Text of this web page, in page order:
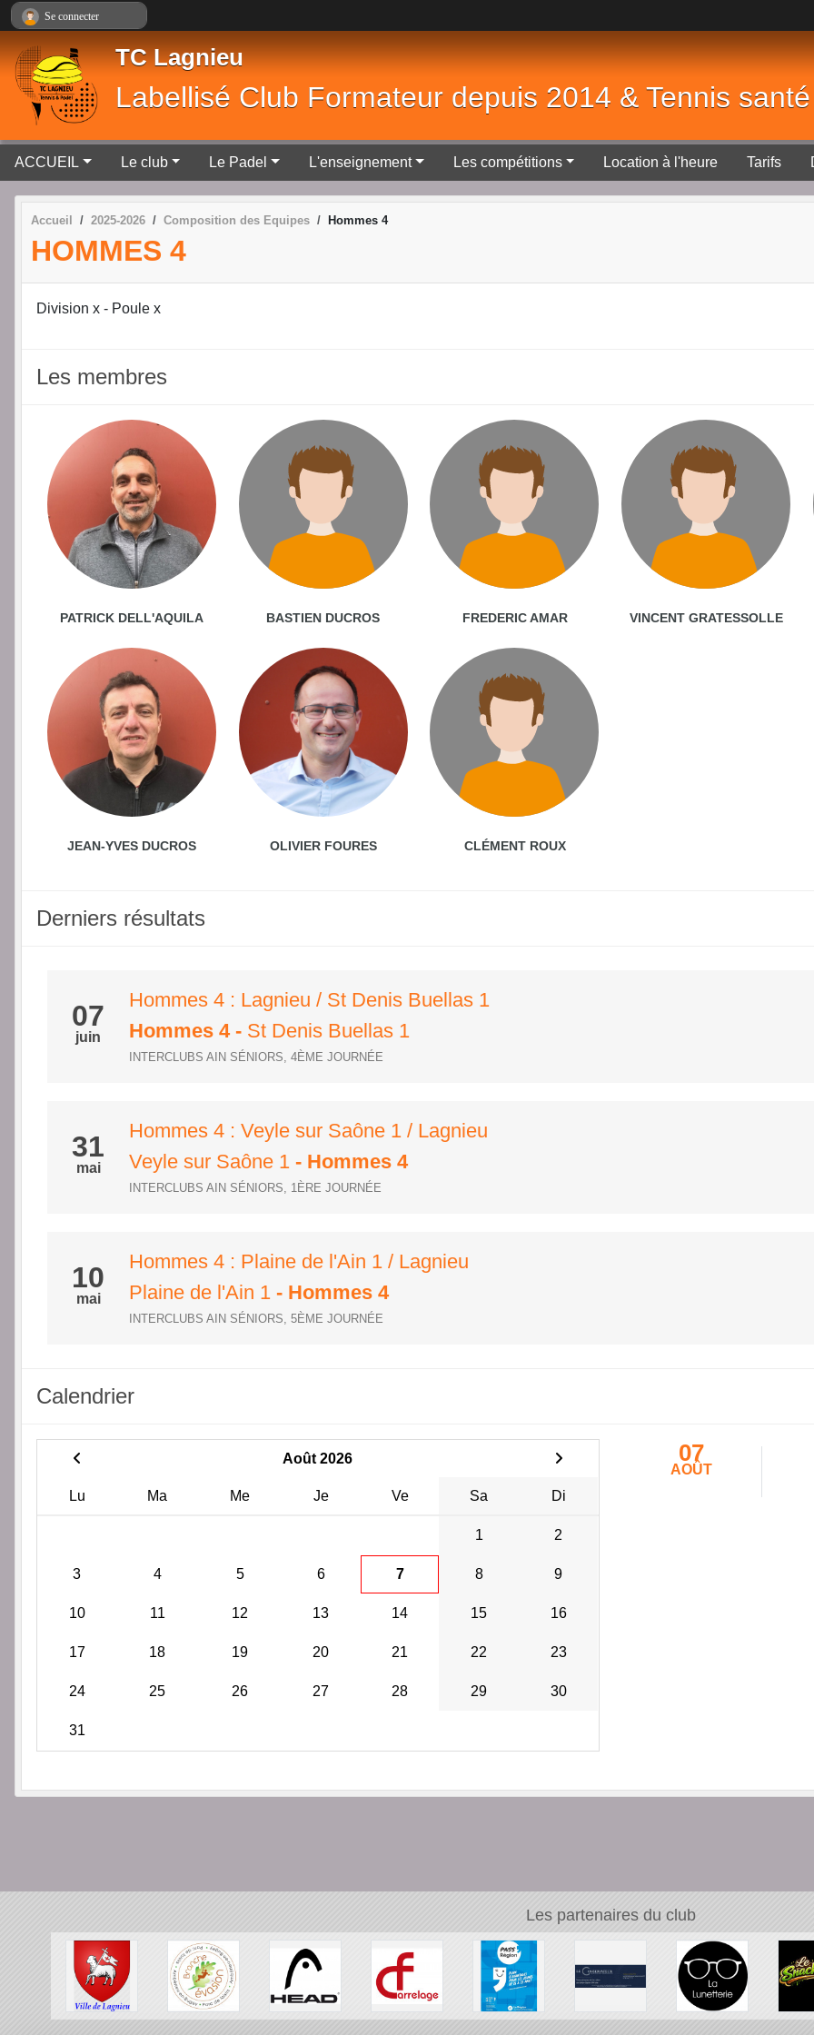
TC Lagnieu
Labellisé Club Formateur depuis 2014 & Tennis
ACCUEIL Le club Le Padel L'enseignement Les compétitions Location à l'heure Tarifs
Accueil 2025-2026 Composition des Equipes Hommes 4
HOMMES 4
Division x - Poule x
Les membres
PATRICK DELL'AQUILA BASTIEN DUCROS FREDERIC AMAR VINCENT GRATESSOLLE
JEAN-YVES DUCROS OLIVIER FOURES CLÉMENT ROUX
Derniers résultats
07
juin
Hommes 4 : Lagnieu / St Denis Buellas 1
Hommes 4- St Denis Buellas 1
INTERCLUBS AIN SÉNIORS, 4ÈME JOURNÉE
31
mai
Hommes 4 : Veyle sur Saône 1 / Lagnieu
Veyle sur Saône 1 - Hommes 4
INTERCLUBS AIN SÉNIORS, 1ÈRE JOURNÉE
10
mai
Hommes 4 : Plaine de l'Ain 1 / Lagnieu
Plaine de l'Ain 1 - Hommes 4
INTERCLUBS AIN SÉNIORS, 5ÈME JOURNÉE
Calendrier
Août 2026
Lu Ma Me Je Ve Sa Di
1 2
3 4 5 6 7 8 9
10 11 12 13 14 15 16
17 18 19 20 21 22 23
24 25 26 27 28 29 30
31
07
AOÛT
Les partenaires du club
Se connecter
Panneau de gestion des cookies